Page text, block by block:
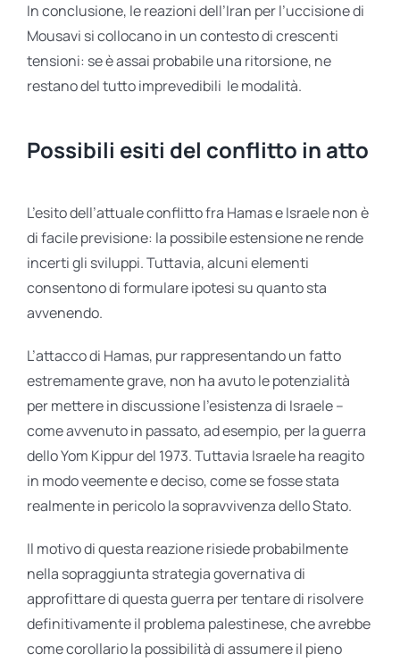
In conclusione, le reazioni dell’Iran per l’uccisione di
Mousavi si collocano in un contesto di crescenti
tensioni: se è assai probabile una ritorsione, ne
restano del tutto imprevedibili le modalità.
Possibili esiti del conflitto in atto
L’esito dell’attuale conflitto fra Hamas e Israele non è
di facile previsione: la possibile estensione ne rende
incerti gli sviluppi. Tuttavia, alcuni elementi
consentono di formulare ipotesi su quanto sta
avvenendo.
L’attacco di Hamas, pur rappresentando un fatto
estremamente grave, non ha avuto le potenzialità
per mettere in discussione l’esistenza di Israele –
come avvenuto in passato, ad esempio, per la guerra
dello Yom Kippur del 1973. Tuttavia Israele ha reagito
in modo veemente e deciso, come se fosse stata
realmente in pericolo la sopravvivenza dello Stato.
Il motivo di questa reazione risiede probabilmente
nella sopraggiunta strategia governativa di
approfittare di questa guerra per tentare di risolvere
definitivamente il problema palestinese, che avrebbe
come corollario la possibilità di assumere il pieno